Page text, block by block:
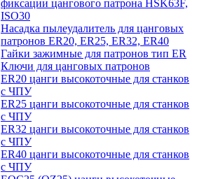
фиксации цангового патрона HSK63F,
ISO30
Насадка пылеудалитель для цанговых
патронов ER20, ER25, ER32, ER40
Гайки зажимные для патронов тип ER
Ключи для цанговых патронов
ER20 цанги высокоточные для станков
с ЧПУ
ER25 цанги высокоточные для станков
с ЧПУ
ER32 цанги высокоточные для станков
с ЧПУ
ER40 цанги высокоточные для станков
с ЧПУ